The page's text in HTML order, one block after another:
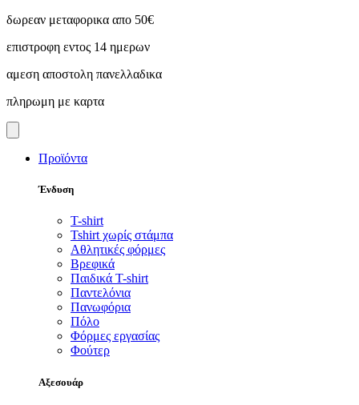
Skip
content
δωρεαν μεταφορικα απο 50€
επιστροφη εντος 14 ημερων
αμεση αποστολη πανελλαδικα
πληρωμη με καρτα
Προϊόντα
Ένδυση
T-shirt
Tshirt χωρίς στάμπα
Αθλητικές φόρμες
Βρεφικά
Παιδικά T-shirt
Παντελόνια
Πανωφόρια
Πόλο
Φόρμες εργασίας
Φούτερ
Αξεσουάρ